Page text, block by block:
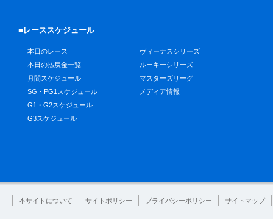
■レーススケジュール
本日のレース
本日の払戻金一覧
月間スケジュール
SG・PG1スケジュール
G1・G2スケジュール
G3スケジュール
ヴィーナスシリーズ
ルーキーシリーズ
マスターズリーグ
メディア情報
本サイトについて サイトポリシー プライバシーポリシー サイトマップ